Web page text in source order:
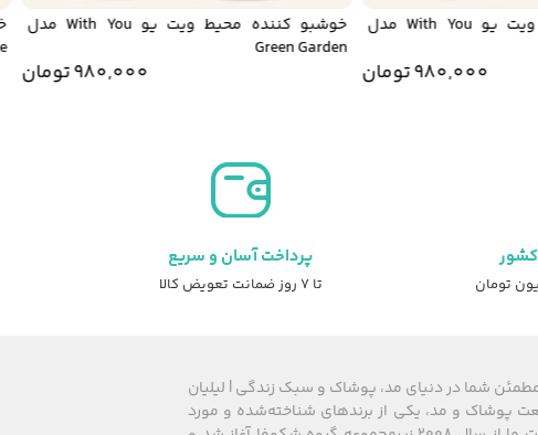
خوشبو کننده محیط ویت یو With You مدل
980,000تومان
خوشبو کننده محیط ویت یو With You مدل
Green Garden
980,000تومان
کشور پرداخت آسان و سریع
تا ۷ روز ضمانت تعویض کالا
مطمئن شما در دنیای مد، پوشاک و سبک زندگی | لیلیان
تجربه در صنعت پوشاک و مد، یکی از برندهای شناخته‌شده و مورد